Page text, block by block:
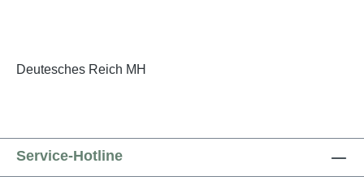
Deutesches Reich MH
Service-Hotline